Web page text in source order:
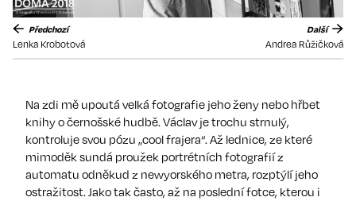
Předchozí
Lenka Krobotová
Další
Andrea Růžičková
Na zdi mě upoutá velká fotografie jeho ženy nebo hřbet
knihy o černošské hudbě. Václav je trochu strnulý,
kontroluje svou pózu „cool frajera“. Až lednice, ze které
mimoděk sundá proužek portrétních fotografií z
automatu odněkud z newyorského metra, rozptýlí jeho
ostražitost. Jako tak často, až na poslední fotce, kterou i